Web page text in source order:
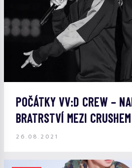
POČÁTKY VV:D CREW –
BRATRSTVÍ MEZI
26.08.2021